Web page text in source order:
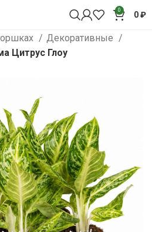
0 0₽
Декоративные
Цитрус Глоу